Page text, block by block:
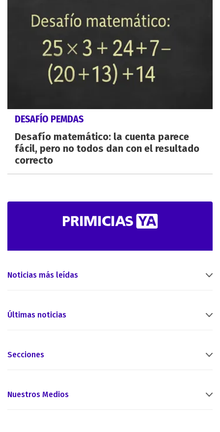
DESAFÍO PEMDAS
Desafío matemático: la cuenta parece
fácil, pero no todos dan con el resultado
correcto
Noticias más leídas
Últimas noticias
Secciones
Nuestros Medios